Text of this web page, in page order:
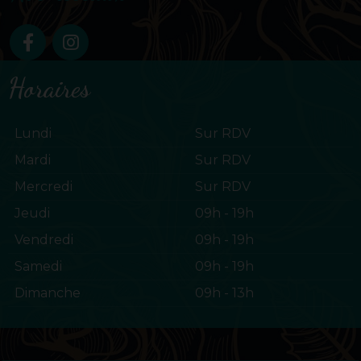
Horaires
Lundi
Sur RDV
Mardi
Sur RDV
Mercredi
Sur RDV
Jeudi
09h - 19h
Vendredi
09h - 19h
Samedi
09h - 19h
Dimanche
09h - 13h